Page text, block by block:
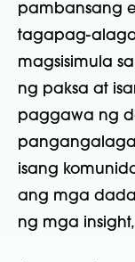
pambansang
tagapag-
magsisimula
ng paksa at
paggawa ng
isang
ang mga
ng mga